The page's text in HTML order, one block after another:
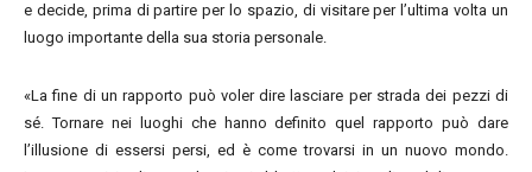
e decide, prima di partire per lo spazio, di visitare per l’ultima volta un
luogo importante della sua storia personale.
«La fine di un rapporto può voler dire lasciare per strada dei pezzi di
sé. Tornare nei luoghi che hanno definito quel rapporto può dare
l’illusione di essersi persi, ed è come trovarsi in un nuovo mondo.